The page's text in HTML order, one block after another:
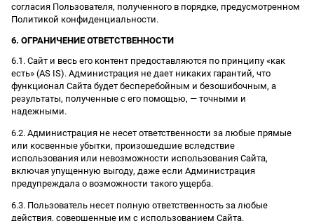
согласия Пользователя, полученного в порядке, предусмотренном
Политикой конфиденциальности.
6. ОГРАНИЧЕНИЕ ОТВЕТСТВЕННОСТИ
6.1. Сайт и весь его контент предоставляются по принципу «как
есть» (AS IS). Администрация не дает никаких гарантий, что
функционал Сайта будет бесперебойным и безошибочным, а
результаты, полученные с его помощью, — точными и
надежными.
6.2. Администрация не несет ответственности за любые прямые
или косвенные убытки, произошедшие вследствие
использования или невозможности использования Сайта,
включая упущенную выгоду, даже если Администрация
предупреждала о возможности такого ущерба.
6.3. Пользователь несет полную ответственность за любые
действия, совершенные им с использованием Сайта.